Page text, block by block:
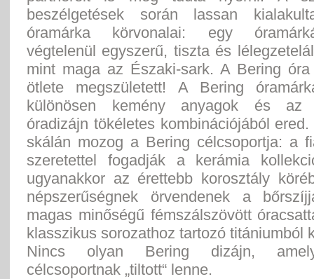
beszélgetések során lassan
óramárka körvonalai: egy
végtelenül egyszerű, tiszta és
mint maga az Északi-sark. A Bering óra
ötlete megszületett! A Bering
különösen kemény anyagok és az
óradizájn tökéletes kombinációjából
skálán mozog a Bering célcsoportja: a
szeretettel fogadják a kerámia
ugyanakkor az érettebb korosztály
népszerűségnek örvendenek a
magas minőségű fémszálszövött
klasszikus sorozathoz tartozó titániumból
Nincs olyan Bering dizájn,
célcsoportnak „tiltott“ lenne.